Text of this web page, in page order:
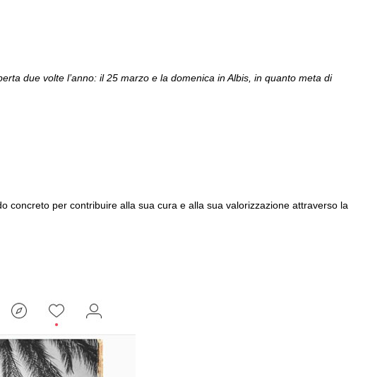
due volte l’anno: il 25 marzo e la domenica in Albis, in quanto meta di
concreto per contribuire alla sua cura e alla sua valorizzazione attraverso la